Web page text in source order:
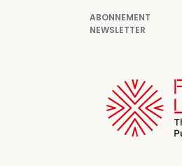
ABONNEMENT
NEWSLETTER